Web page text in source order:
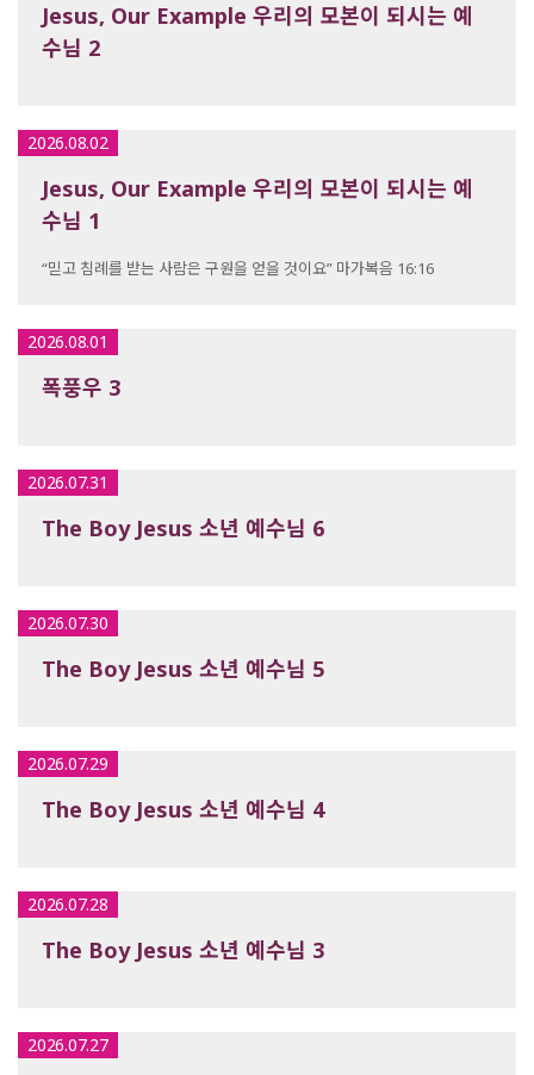
Jesus, Our Example 우리의 모본이 되시는 예
수님 2
2026.08.02
Jesus, Our Example 우리의 모본이 되시는 예
수님 1
“믿고 침례를 받는 사람은 구원을 얻을 것이요” 마가복음 16:16
2026.08.01
폭풍우 3
2026.07.31
The Boy Jesus 소년 예수님 6
2026.07.30
The Boy Jesus 소년 예수님 5
2026.07.29
The Boy Jesus 소년 예수님 4
2026.07.28
The Boy Jesus 소년 예수님 3
2026.07.27